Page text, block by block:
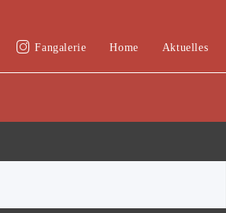
Fangalerie Home Aktuelles